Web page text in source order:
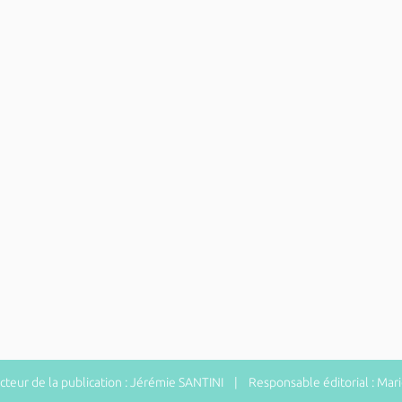
de la publication : Jérémie SANTINI | Responsable éditorial :